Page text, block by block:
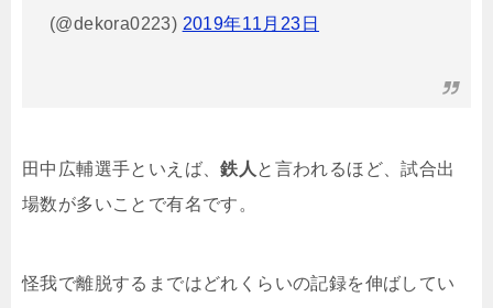
(@dekora0223) 2019年11月23日
田中広輔選手といえば、鉄人 と言われるほど、試合出
場数が多いことで有名です。
怪我で離脱するまではどれくらいの記録を伸ばしてい